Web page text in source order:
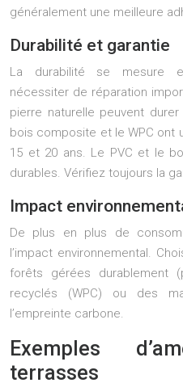
généralement une meilleure
Durabilité et garantie
La durabilité se mesure
nécessiter de réparation
pierre naturelle peuvent
bois composite et le WPC ont
15 et 20 ans. Le PVC et le
durables. Vérifiez toujours la
Impact
De plus en plus de
l’impact environnemental.
forêts gérées durablement
recyclés (WPC) ou des
l’empreinte carbone.
Exemples
terrasses